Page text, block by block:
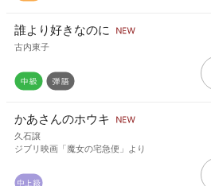
誰より好きなのに
古内東子
かあさんのホウキ
久石譲
ジブリ映画「魔女の宅急便」より